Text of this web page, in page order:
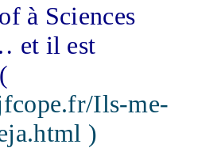
à Sciences
et il est
Ils-me-
)